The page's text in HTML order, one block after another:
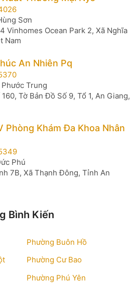
Sơn
Vinhomes Ocean Park 2, Xã Nghĩa
Nam
An Nhiên Pq
Trung
Tờ Bản Đồ Số 9, Tổ 1, An Giang,
Phòng Khám Đa Khoa Nhân
Phú
7B, Xã Thạnh Đông, Tỉnh An
Bình Kiến
Phường Buôn Hồ
Phường Cư Bao
Phường Phú Yên